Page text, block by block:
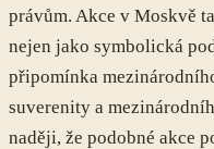
právům. Akce v Moskvě
nejen jako symbolická
připomínka
suverenity a
naději, že podobné akce